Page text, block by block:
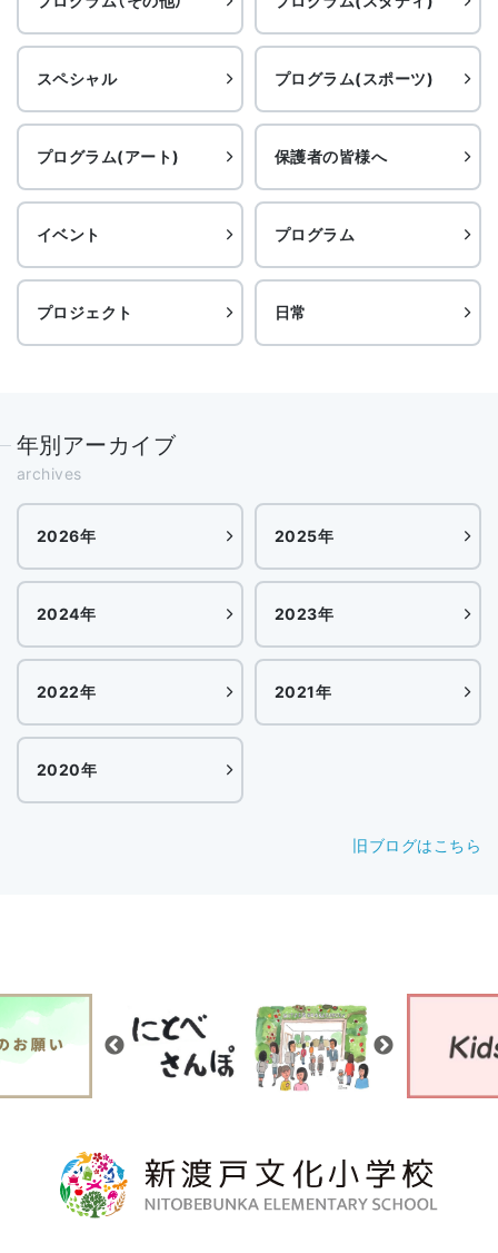
スペシャル プログラム(スポーツ)
プログラム(アート) 保護者の皆様へ
イベント プログラム
プロジェクト 日常
年別アーカイブ
archives
2026年 2025年
2024年 2023年
2022年 2021年
2020年
旧ブログはこちら